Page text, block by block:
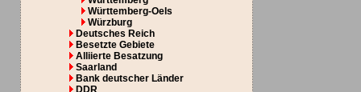
Württemberg-Oels
Würzburg
Deutsches Reich
Besetzte Gebiete
Alliierte Besatzung
Saarland
Bank deutscher Länder